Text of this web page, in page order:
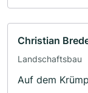
Christian
Landschaftsbau
Auf dem